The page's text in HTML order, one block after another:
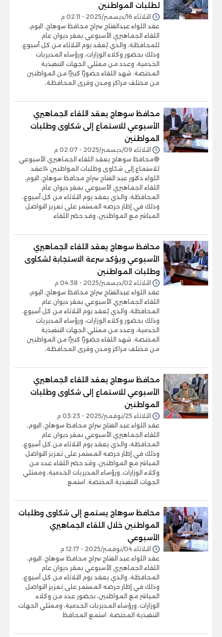
لطلبات المواطنين
الثلاثاء 16/ديسمبر/2025 - 02:11 م
عقد اللواء عبدالفتاح سراج محافظ سوهاج، اليوم،
اللقاء الجماهيري الأسبوعي بمقر ديوان عام
للمحافظة، والذي يُعقد يوم الثلاثاء من كل أسبوع،
وذلك بحضور وكلاء الوزارات، ورؤساء المديريات
الخدمية، وعدد من ممثلي الجهات التنفيذية
المختصة. شهد اللقاء حضورًا كبيرًا من المواطنين
من مختلف مراكز ومدن وقرى المحافظة،
محافظ سوهاج يعقد اللقاء الجماهيري
الأسبوعي للاستماع إلى شكاوى وطلبات
المواطنين
الثلاثاء 09/ديسمبر/2025 - 02:07 م
🔴محافظ سوهاج يعقد اللقاء الجماهيري الأسبوعي
للاستماع إلى شكاوى وطلبات المواطنين 📝عقد
اللواء دكتور عبد الفتاح سراج محافظ سوهاج، اليوم،
اللقاء الجماهيري الأسبوعي بمقر ديوان عام
المحافظة، والذي يعقد يوم الثلاثاء من كل أسبوع،
وذلك في إطار حرصه المستمر على تعزيز التواصل
المباشر مع المواطنين، وقد حضر اللقاء
محافظ سوهاج يعقد اللقاء الجماهيري
الأسبوعي ويؤكد سرعة الاستجابة لشكاوى
وطلبات المواطنين
الثلاثاء 02/ديسمبر/2025 - 04:38 م
عقد اللواء عبدالفتاح سراج محافظ سوهاج، اليوم،
اللقاء الجماهيري الأسبوعي بمقر ديوان عام
المحافظة، والذي يُعقد يوم الثلاثاء من كل أسبوع،
وذلك بحضور وكلاء الوزارات، ورؤساء المديريات
الخدمية، وعدد من ممثلي الجهات التنفيذية
المختصة. شهد اللقاء حضورًا كبيرًا من المواطنين
من مختلف مراكز ومدن وقرى المحافظة،
محافظ سوهاج يعقد اللقاء الجماهيري
الأسبوعي للاستماع إلى شكاوى وطلبات
المواطنين
الثلاثاء 25/نوفمبر/2025 - 03:23 م
عقد اللواء عبد الفتاح سراج محافظ سوهاج، اليوم،
اللقاء الجماهيري الأسبوعي بمقر ديوان عام
المحافظة، والذي يعقد يوم الثلاثاء من كل أسبوع،
وذلك في إطار حرصه المستمر على تعزيز التواصل
المباشر مع المواطنين، وقد حضر اللقاء عدد من
وكلاء الوزارات، ورؤساء المديريات الخدمية، وممثلي
الجهات التنفيذية المختصة. استمع
محافظ سوهاج يستمع إلى شكاوى وطلبات
المواطنين خلال اللقاء الجماهيري
الأسبوعي
الثلاثاء 04/نوفمبر/2025 - 12:17 م
عقد اللواء عبد الفتاح سراج محافظ سوهاج، اليوم،
اللقاء الجماهيري الأسبوعي بمقر ديوان عام
المحافظة، والذي يعقد يوم الثلاثاء من كل أسبوع،
وذلك في إطار حرصه المستمر على تعزيز التواصل
المباشر مع المواطنين، بحضور عدد من وكلاء
الوزارات، ورؤساء المديريات الخدمية، وممثلي الجهات
التنفيذية المختصة. استمع المحافظ